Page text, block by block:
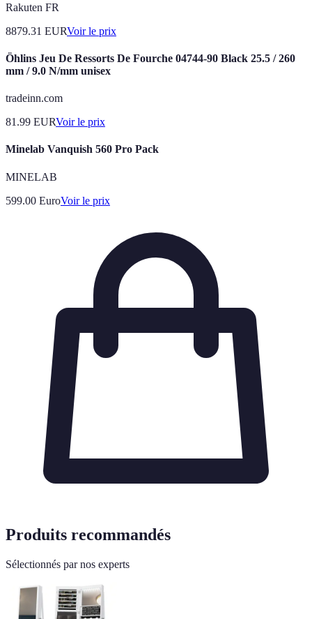
Rakuten FR
8879.31 EURVoir le prix
Öhlins Jeu De Ressorts De Fourche 04744-90 Black 25.5 / 260
mm / 9.0 N/mm unisex
tradeinn.com
81.99 EURVoir le prix
Minelab Vanquish 560 Pro Pack
MINELAB
599.00 EuroVoir le prix
Produits recommandés
Sélectionnés par nos experts